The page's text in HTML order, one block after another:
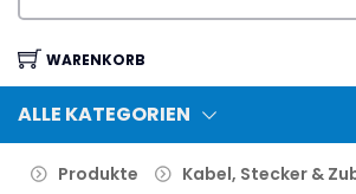
WARENKORB
ALLE KATEGORIEN
Produkte
Kabel, Stecker &